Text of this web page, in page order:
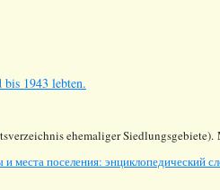
1943 lebten.
ehemaliger
места поселения: энциклопедический